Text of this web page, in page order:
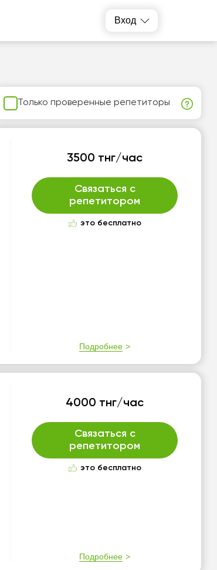
Вход
Только проверенные репетиторы
3500 тнг/час
Связаться с
репетитором
это бесплатно
Подробнее
4000 тнг/час
Связаться с
репетитором
это бесплатно
Подробнее